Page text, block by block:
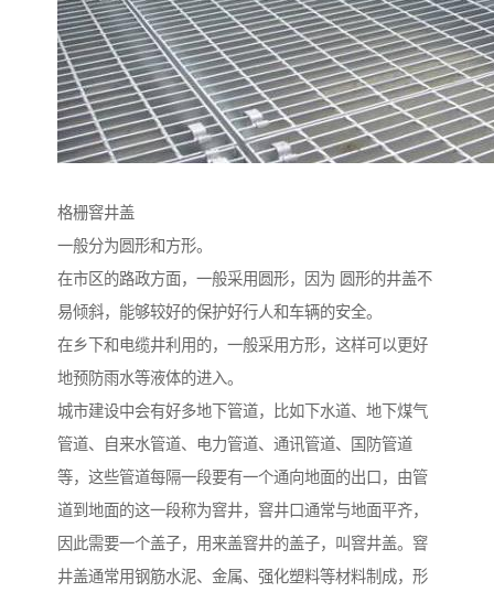
格栅窨井盖
一般分为圆形和方形。
在市区的路政方面，一般采用圆形，因为 圆形的井盖不
易倾斜，能够较好的保护好行人和车辆的安全。
在乡下和电缆井利用的，一般采用方形，这样可以更好
地预防雨水等液体的进入。
城市建设中会有好多地下管道，比如下水道、地下煤气
管道、自来水管道、电力管道、通讯管道、国防管道
等，这些管道每隔一段要有一个通向地面的出口，由管
道到地面的这一段称为窨井，窨井口通常与地面平齐，
因此需要一个盖子，用来盖窨井的盖子，叫窨井盖。窨
井盖通常用钢筋水泥、金属、强化塑料等材料制成，形